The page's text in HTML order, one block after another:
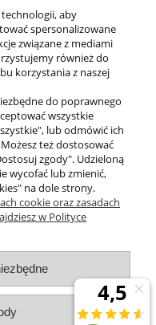
aby
spersonalizowane
związane z mediami
również do
korzystania z naszej
do poprawnego
wszystkie
lub odmówić ich
też dostosować
zgody". Udzieloną
wycofać lub zmienić,
na dole strony.
cookie oraz zasadach
w Polityce